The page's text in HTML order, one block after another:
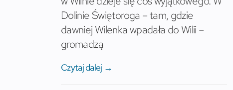
Dolinie Świętoroga – tam, gdzie
dawniej Wilenka wpadała do Wilii –
gromadzą
Czytaj dalej →